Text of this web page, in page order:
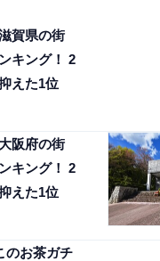
賀県の街
キング！ 2
えた1位
阪府の街
キング！ 2
えた1位
のお茶ガチ